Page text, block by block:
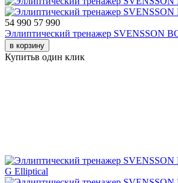
54 990 57 990
Эллиптический тренажер SVENSSON
в корзину
Купитьв один клик